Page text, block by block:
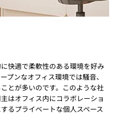
快適で柔軟性のある環境を好み
プンなオフィス環境では騒音、
とが多いのです。このような社
はオフィス内にコラボレーショ
るプライベートな個人スペース